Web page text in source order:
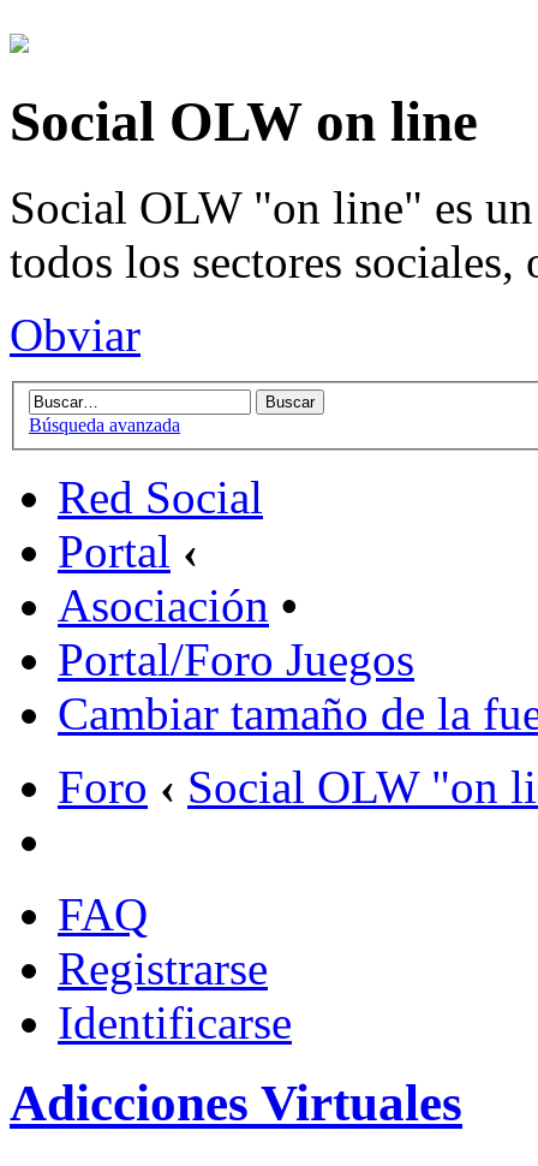
Social OLW on line
Social OLW "on line" es
todos los sectores sociales,
Obviar
Búsqueda avanzada
Red Social
Portal ‹
Asociación •
Portal/Foro Juegos
Cambiar tamaño de la
Foro ‹ Social OLW "on
FAQ
Registrarse
Identificarse
Adicciones Virtuales